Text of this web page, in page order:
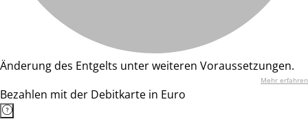
Änderung des Entgelts unter weiteren Voraussetzungen.
Mehr erfahren
Bezahlen mit der Debitkarte in Euro